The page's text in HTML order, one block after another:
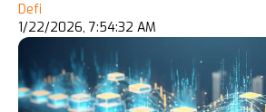
Defi
1/22/2026, 7:54:32 AM